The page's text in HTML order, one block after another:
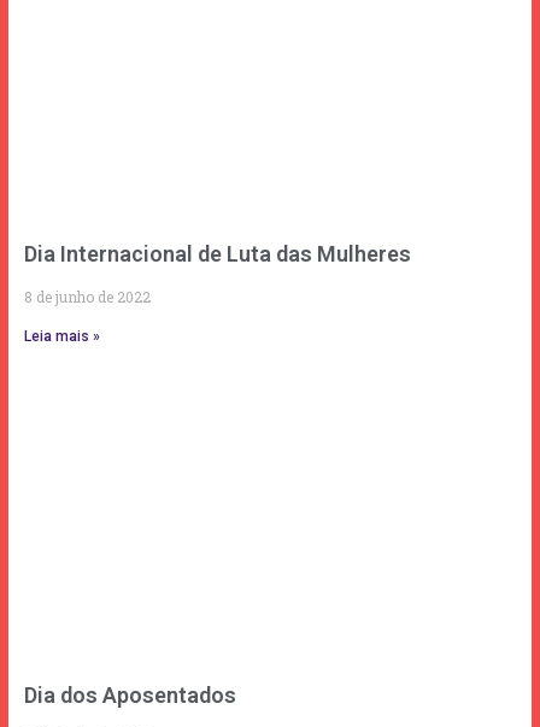
Dia Internacional de Luta das Mulheres
8 de junho de 2022
Leia mais »
Dia dos Aposentados